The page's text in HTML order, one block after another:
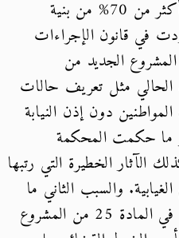
الشعب المصري وبخاصة أن أكثر من 70% من بنية
في قانون الإجراءات
المشروع الجديد من
الحالي مثل تعريف حالات
دون إذن النيابة
ما حكمت المحكمة
الآثار الخطيرة التي رتبها
والسبب الثاني ما
يخص بمأمور الضبط القضائي في المادة 25 من المشروع